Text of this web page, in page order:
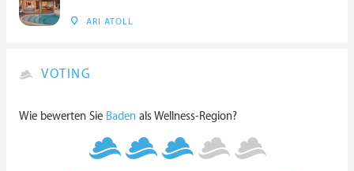
ARI ATOLL
VOTING
Wie bewerten Sie Baden als Wellness-Region?